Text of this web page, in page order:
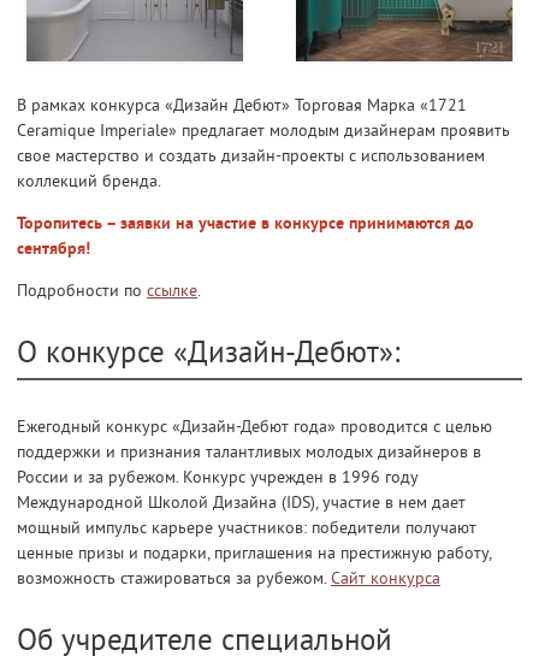
В рамках конкурса «Дизайн Дебют» Торговая Марка «1721
Ceramique Imperiale» предлагает молодым дизайнерам проявить
свое мастерство и создать дизайн-проекты с использованием
коллекций бренда.
Торопитесь – заявки на участие в конкурсе принимаются до
сентября!
Подробности по ссылке.
О конкурсе «Дизайн-Дебют»:
Ежегодный конкурс «Дизайн-Дебют года» проводится с целью
поддержки и признания талантливых молодых дизайнеров в
России и за рубежом. Конкурс учрежден в 1996 году
Международной Школой Дизайна (IDS), участие в нем дает
мощный импульс карьере участников: победители получают
ценные призы и подарки, приглашения на престижную работу,
возможность стажироваться за рубежом.Сайт конкурса
Об учредителе специальной